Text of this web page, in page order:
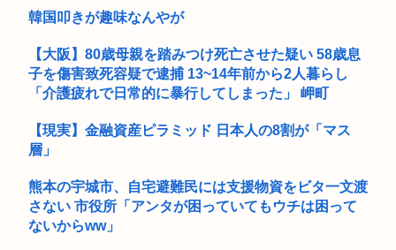
ネトゲで仲良くなった子に一気に距離を縮めようと猛アプロー
韓国叩きが趣味なんやが
【大阪】80歳母親を踏みつけ死亡させた疑い 58歳息
子を傷害致死容疑で逮捕 13~14年前から2人暮らし
「介護疲れで日常的に暴行してしまった」 岬町
【現実】金融資産ピラミッド 日本人の8割が「マス
層」
熊本の宇城市、自宅避難民には支援物資をビタ一文渡
さない 市役所「アンタが困っていてもウチは困って
ないからww」